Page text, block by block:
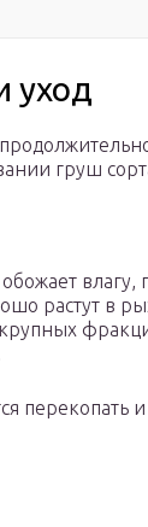
уход
груш
растут в
перекопать